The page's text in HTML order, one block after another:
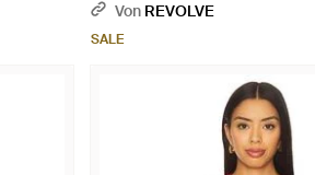
Von REVOLVE
SALE